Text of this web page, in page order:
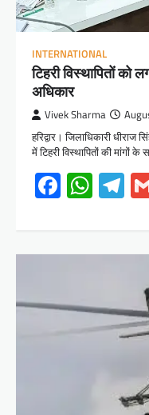
INTERNATIONAL
टिहरी विस्थापितों को
अधिकार
Vivek Sharma
हरिद्वार। जिलाधिकारी धीराज
में टिहरी विस्थापितों की मांगों